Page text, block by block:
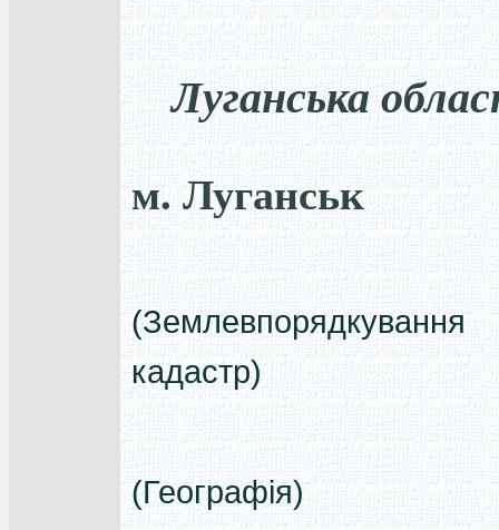
Луганська
м. Луганськ
кадастр)
(Географія)